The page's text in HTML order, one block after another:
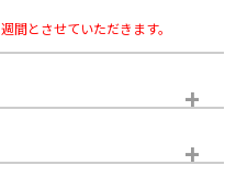
とさせていただきます。
判断しておりますので、あら
ださい。